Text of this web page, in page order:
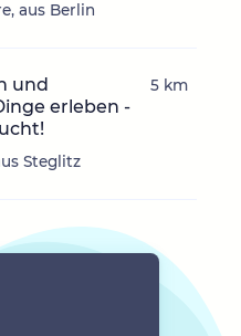
aus Berlin
und
erleben -
Steglitz
5 km